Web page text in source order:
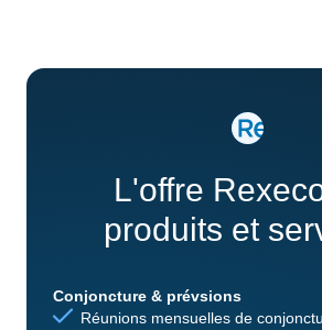
L'offre
produits et
Conjoncture & prévsions
Réunions mensuelles de